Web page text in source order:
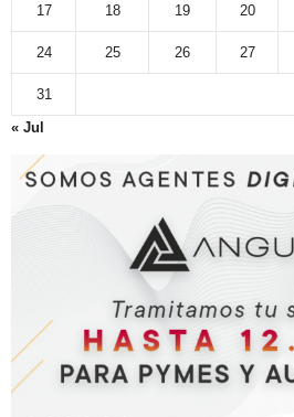
17 18 19 20
24 25 26 27
31
« Jul